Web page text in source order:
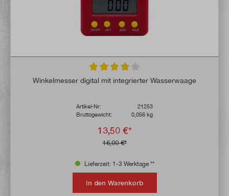
Durchschnittliche Bewertung von 4 von 5
Winkelmesser digital mit integrierter Wasserwaage
Artikel-Nr:
21253
Bruttogewicht:
0,056 kg
13,50 €*
16,00 €*
Lieferzeit: 1-3 Werktage **
In den Warenkorb